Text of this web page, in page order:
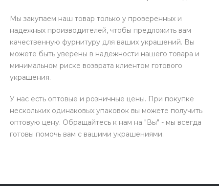
Мы закупаем наш товар только у проверенных и
надежных производителей, чтобы предложить вам
качественную фурнитуру для ваших украшений. Вы
можете быть уверены в надежности нашего товара и
минимальном риске возврата клиентом готового
украшения.
У нас есть оптовые и розничные цены. При покупке
нескольких одинаковых упаковок вы можете получить
оптовую цену. Обращайтесь к нам на "Вы" - мы всегда
готовы помочь вам с вашими украшениями.